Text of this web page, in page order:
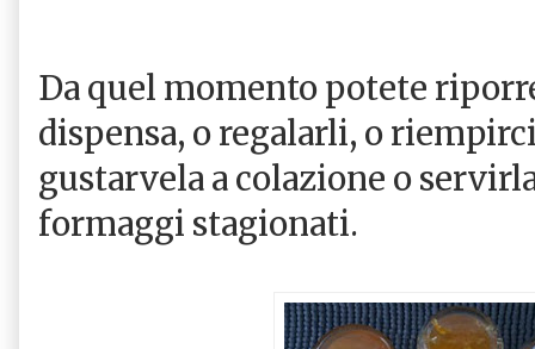
Da quel momento potete
dispensa, o regalarli, o
gustarvela a colazione o
formaggi stagionati.